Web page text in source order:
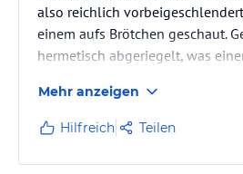
also reichlich
einem aufs Brötchen geschaut.
hermetisch abgeriegelt, was
man nicht auf die Anlage kommt.
oder Ähnliches. Die meisten
Privatbesitz und werden nicht
geht eher ruhig zu. Unser
Mehr anzeigen
Hilfreich Teilen